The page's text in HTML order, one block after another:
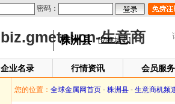
密码：
株洲县 [切换城市]
企业名录 行情资讯 会员服务
您的位置： 全球金属网首页 - 株洲县 - 生意商机频